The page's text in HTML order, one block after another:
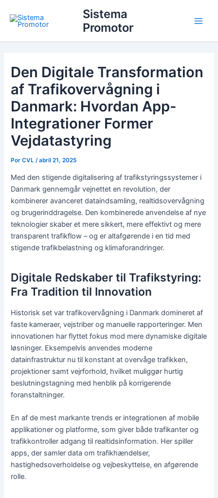
para
conteúdo
Sistema
Promotor
Den Digitale Transformation
af Trafikovervågning i
Danmark: Hvordan App-
Integrationer Former
Vejdatastyring
PorCVL/abril 21, 2025
Med den stigende digitalisering af trafikstyringssystemer i
Danmark gennemgår vejnettet en revolution, der
kombinerer avanceret dataindsamling, realtidsovervågning
og brugerinddragelse. Den kombinerede anvendelse af nye
teknologier skaber et mere sikkert, mere effektivt og mere
transparent trafikflow – og er altafgørende i en tid med
stigende trafikbelastning og klimaforandringer.
Digitale Redskaber til Trafikstyring:
Fra Tradition til Innovation
Historisk set var trafikovervågning i Danmark domineret af
faste kameraer, vejstriber og manuelle rapporteringer. Men
innovationen har flyttet fokus mod mere dynamiske digitale
løsninger. Eksempelvis anvendes moderne
datainfrastruktur nu til konstant at overvåge trafikken,
projektioner samt vejrforhold, hvilket muliggør hurtig
beslutningstagning med henblik på korrigerende
foranstaltninger.
En af de mest markante trends er integrationen af mobile
applikationer og platforme, som giver både trafikanter og
trafikkontroller adgang til realtidsinformation. Her spiller
apps, der samler data om trafikhændelser,
hastighedsoverholdelse og vejbeskyttelse, en afgørende
rolle.